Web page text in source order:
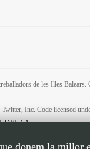
de les Illes
Inc. Code licensed
OFL 1.1.
donem la